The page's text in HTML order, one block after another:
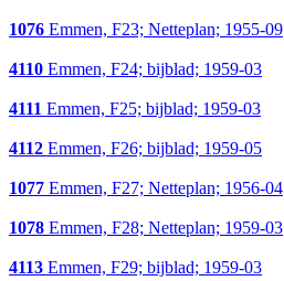
1076 Emmen, F23; Netteplan; 1955-09
4110 Emmen, F24; bijblad; 1959-03
4111 Emmen, F25; bijblad; 1959-03
4112 Emmen, F26; bijblad; 1959-05
1077 Emmen, F27; Netteplan; 1956-04
1078 Emmen, F28; Netteplan; 1959-03
4113 Emmen, F29; bijblad; 1959-03